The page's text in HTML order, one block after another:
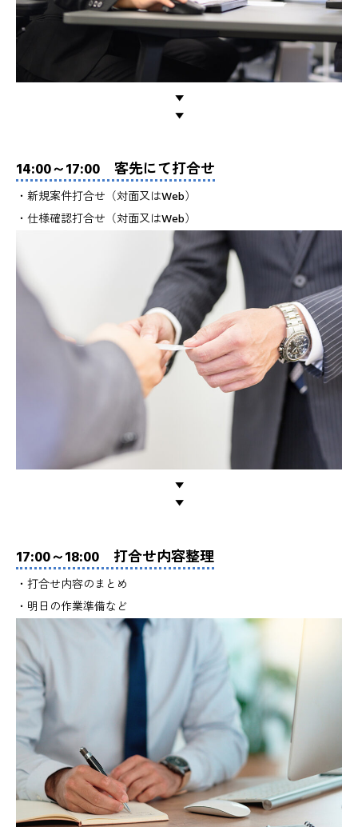
▼
▼
14:00～17:00 客先にて打合せ
・新規案件打合せ（対面又はWeb）
・仕様確認打合せ（対面又はWeb）
▼
▼
17:00～18:00 打合せ内容整理
・打合せ内容のまとめ
・明日の作業準備など